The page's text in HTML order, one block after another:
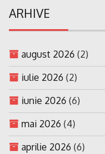
ARHIVE
august 2026 (2)
iulie 2026 (2)
iunie 2026 (6)
mai 2026 (4)
aprilie 2026 (6)